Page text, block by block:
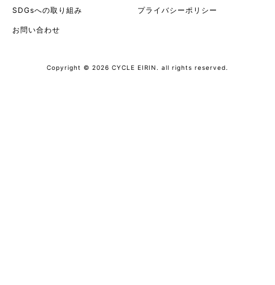
SDGsへの取り組み プライバシーポリシー
お問い合わせ
Copyright © 2026 CYCLE EIRIN. all rights reserved.